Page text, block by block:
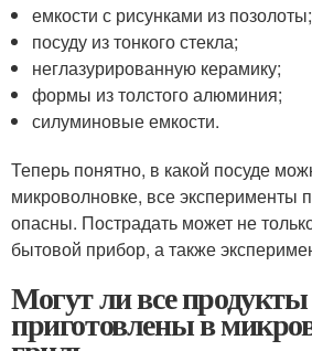
емкости с рисунками из позолоты;
посуду из тонкого стекла;
неглазурированную керамику;
формы из толстого алюминия;
силуминовые емкости.
Теперь понятно, в какой посуде
микроволновке, все эксперименты
опасны. Пострадать может не
бытовой прибор, а также
Могут ли все
приготовлены в